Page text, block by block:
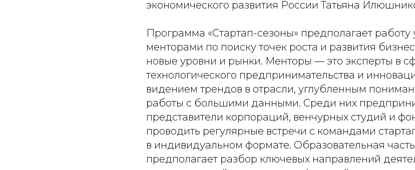
экономического развития России Татьяна
Программа «Стартап-сезоны» предполагает работу
менторами по поиску точек роста и развития
новые уровни и рынки. Менторы — это эксперты в
технологического предпринимательства и
видением трендов в отрасли, углубленным
работы с большими данными. Среди них
представители корпораций, венчурных студий и
проводить регулярные встречи с командами
в индивидуальном формате. Образовательная
предполагает разбор ключевых направлений